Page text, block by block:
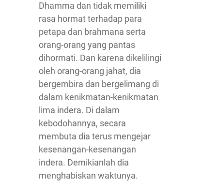
Dhamma dan tidak memiliki
rasa hormat terhadap para
petapa dan brahmana serta
orang-orang yang pantas
dihormati. Dan karena dikelilingi
oleh orang-orang jahat, dia
bergembira dan bergelimang di
dalam kenikmatan-kenikmatan
lima indera. Di dalam
kebodohannya, secara
membuta dia terus mengejar
kesenangan-kesenangan
indera. Demikianlah dia
menghabiskan waktunya.